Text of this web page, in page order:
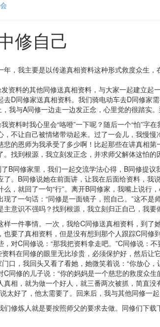
修自己
年，我主要是以传递真相资料这种形式救度众
资料的其他同修送真相资料，与大家一起建立起
D同修家送真相资料。我们骑电动车去D同修
我与A同修一边走一边发正念，心里觉的很踏
料时我心里会“咯噔”一下呢？随后一个“怕”字在
不让自己被情绪带动起来。过了一会儿，我慢
的恩师为我承受了多少啊！比起那些在讲真相
找到根源，我立刻发正念，并求师父解体这怕的
B同修家里，我们一起交流学法心得，B同修提
。B同修说她在前面讲，让我在后面给资料，
，就回了一句“行”。离开B同修家，我嘴上说
了一句话：“同修是一面镜子，照自己。”这不
意识不强吗？找到根源，我立刻归正自己，我
一件事情。一次，我给C同修送真相资料，到
要了真相资料，但是没有想到那个人跟踪C同
对C同修说：“那我把资料拿走吧。”C同修说
料在同修的眼里无比珍贵，必须保护好，然后
口，我回头又看了看她，她微笑着说：“你放心
同修的儿子说：“你的妈妈是一个慈悲的救度众
相，就为做一个好人，就三番两次被抓，简直
太好了，他太需要了。回来后，我与其他同修一
修炼人就是要按照师父的要求去做。同修们下